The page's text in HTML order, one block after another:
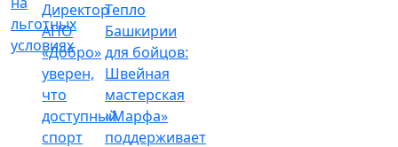
льготных
условиях
Директор
АНО
«Добро»
уверен,
что
доступный
спорт
Тепло
Башкирии
для бойцов:
Швейная
мастерская
«Марфа»
поддерживает